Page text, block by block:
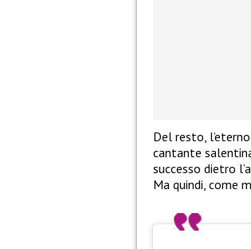
Del resto,
cantante
successo dietro
Ma quindi, come